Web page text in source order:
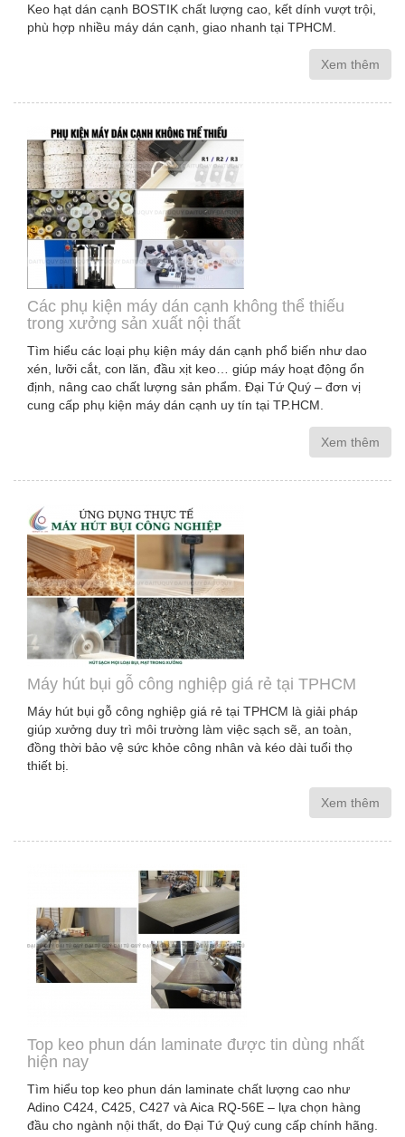
Keo hạt dán cạnh BOSTIK chất lượng cao, kết dính vượt trội,
phù hợp nhiều máy dán cạnh, giao nhanh tại TPHCM.
Xem thêm
Các phụ kiện máy dán cạnh không thể thiếu
trong xưởng sản xuất nội thất
Tìm hiểu các loại phụ kiện máy dán cạnh phổ biến như dao
xén, lưỡi cắt, con lăn, đầu xịt keo… giúp máy hoạt động ổn
định, nâng cao chất lượng sản phẩm. Đại Tứ Quý – đơn vị
cung cấp phụ kiện máy dán cạnh uy tín tại TP.HCM.
Xem thêm
Máy hút bụi gỗ công nghiệp giá rẻ tại TPHCM
Máy hút bụi gỗ công nghiệp giá rẻ tại TPHCM là giải pháp
giúp xưởng duy trì môi trường làm việc sạch sẽ, an toàn,
đồng thời bảo vệ sức khỏe công nhân và kéo dài tuổi thọ
thiết bị.
Xem thêm
Top keo phun dán laminate được tin dùng nhất
hiện nay
Tìm hiểu top keo phun dán laminate chất lượng cao như
Adino C424, C425, C427 và Aica RQ-56E – lựa chọn hàng
đầu cho ngành nội thất, do Đại Tứ Quý cung cấp chính hãng.